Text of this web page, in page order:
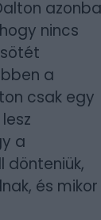
nincs
a
csak egy
a
dönteniük,
és mikor